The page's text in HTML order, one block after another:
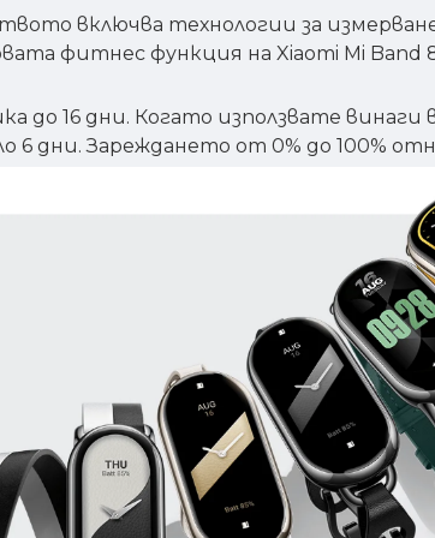
включва технологии за
фитнес функция на Xiaomi Mi
до 16 дни. Когато използвате винаги
6 дни. Зареждането от 0% до 100%